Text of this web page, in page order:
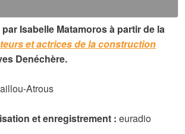
Isabelle Matamoros à partir de la
et actrices de la construction
Denéchère.
Atrous
et enregistrement : euradio